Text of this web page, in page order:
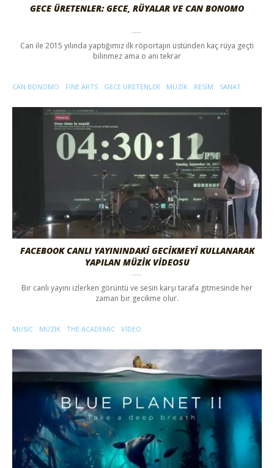
GECE ÜRETENLER: GECE, RÜYALAR VE CAN BONOMO
Can ile 2015 yılında yaptığımız ilk röportajın üstünden kaç rüya geçti
bilinmez ama o anı tekrar
CAN BONOMO FINE ARTS GECE ÜRETENLER MÜZIK RESIM SANAT
FACEBOOK CANLI YAYININDAKİ GECİKMEYİ KULLANARAK
YAPILAN MÜZİK VİDEOSU
Bir canlı yayını izlerken görüntü ve sesin karşı tarafa gitmesinde her
zaman bir gecikme olur.
MUSIC MÜZIK THE ACADEMIC VIDEO